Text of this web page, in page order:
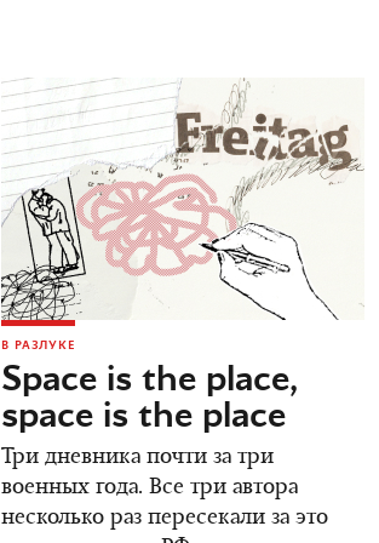
В РАЗЛУКЕ
Space is the place,
space is the place
Три дневника почти за три
военных года. Все три автора
несколько раз пересекали за это